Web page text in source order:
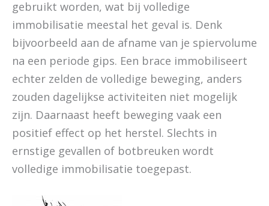
gebruikt worden, wat bij volledige
immobilisatie meestal het geval is. Denk
bijvoorbeeld aan de afname van je spiervolume
na een periode gips. Een brace immobiliseert
echter zelden de volledige beweging, anders
zouden dagelijkse activiteiten niet mogelijk
zijn. Daarnaast heeft beweging vaak een
positief effect op het herstel. Slechts in
ernstige gevallen of botbreuken wordt
volledige immobilisatie toegepast.